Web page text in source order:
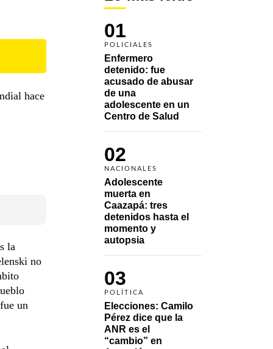
01
POLICIALES
Enfermero
detenido: fue
acusado de abusar
de una
adolescente en un
Centro de Salud
02
NACIONALES
Adolescente
muerta en
Caazapá: tres
detenidos hasta el
momento y
autopsia
03
POLÍTICA
Elecciones: Camilo
Pérez dice que la
ANR es el
“cambio” en
hace
la
no
un